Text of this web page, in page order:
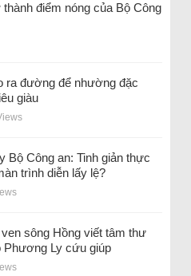
điểm nóng của Bộ Công
ra đường để nhường đặc
giàu
Bộ Công an: Tinh giản thực
trình diễn lấy lệ?
sông Hồng viết tâm thư
Phương Ly cứu giúp